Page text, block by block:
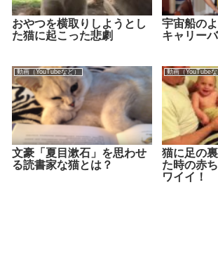
おやつを横取りしようとし
た猫に起こった悲劇
宇宙船の
キャリー
動画（YouTubeなど）
文豪「夏目漱石」を思わせ
る読書家な猫とは？
動画（YouTubeな
猫に足の
た時の赤
ワイイ！